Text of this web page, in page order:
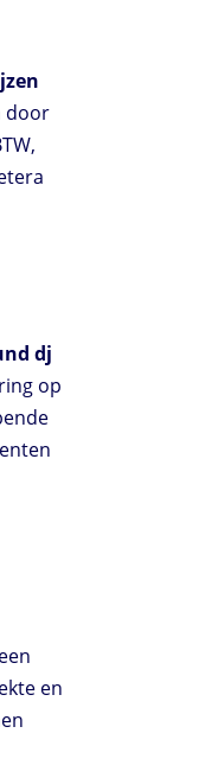
door
dj
op
en